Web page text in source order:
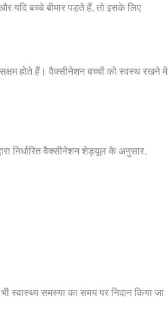
यदि बच्चे बीमार पड़ते हैं, तो इसके लिए
होते हैं। वैक्सीनेशन बच्चों को स्वस्थ रखने में
निर्धारित वैक्सीनेशन शेड्यूल के अनुसार,
स्वास्थ्य समस्या का समय पर निदान किया जा